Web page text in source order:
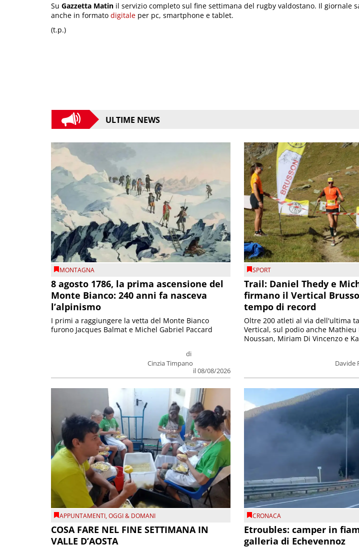
Su Gazzetta Matin il servizio completo sul fine settimana del rugby valdostano. Il giornale
anche in formato digitale per pc, smartphone e tablet.
(t.p.)
ULTIME NEWS
MONTAGNA
8 agosto 1786, la prima ascensione del
Monte Bianco: 240 anni fa nasceva
l’alpinismo
di
Cinzia Timpano
il 08/08/2026
I primi a raggiungere la vetta del Monte Bianco
furono Jacques Balmat e Michel Gabriel Paccard
SPORT
Trail: Daniel Thedy e
firmano il Vertical
tempo di record
Davide
Oltre 200 atleti al via dell'ultima
Vertical, sul podio anche Mathieu
Noussan, Miriam Di Vincenzo e
APPUNTAMENTI,OGGI & DOMANI
COSA FARE NEL FINE SETTIMANA IN
VALLE D’AOSTA
CRONACA
Etroubles: camper in
galleria di Echevennoz